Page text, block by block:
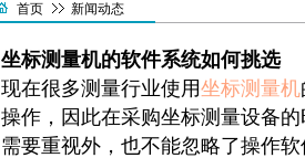
首页 新闻动态
坐标测量机的软件系统如何挑选
现在很多测量行业使用坐标测量机
操作，因此在采购坐标测量设备
需要重视外，也不能忽略了操作